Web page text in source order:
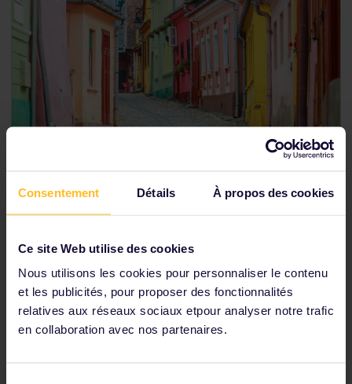
Consentement Détails À propos des cookies
Ce site Web utilise des cookies
Nous utilisons les cookies pour personnaliser le contenu
et les publicités, pour proposer des fonctionnalités
relatives aux réseaux sociaux etpour analyser notre trafic
en collaboration avec nos partenaires.
Pourquoi y aller ?
Sighişoara est une ville pleine de couleurs au charme
très médiéval. Elle est inscrite au patrimoine mondial
de l'UNESCO et cette citéroumaineest aussi le lieu
de naissance de Vlad Dracul, qui a inspiré l'histoire du
comte Dracula.
Comment s'y rendre